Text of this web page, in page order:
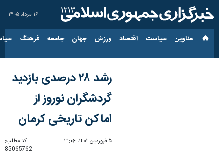
۱۶ مرداد ۱۴۰۵
عناوین‌ سیاست اقتصاد ورزش جهان جامعه فرهنگ
رشد ۲۸ درصدی بازدید
گردشگران نوروز از
اماکن تاریخی کرمان
۵ فروردین ۱۴۰۲، ۱۳:۰۶
کد مطلب:
85065762